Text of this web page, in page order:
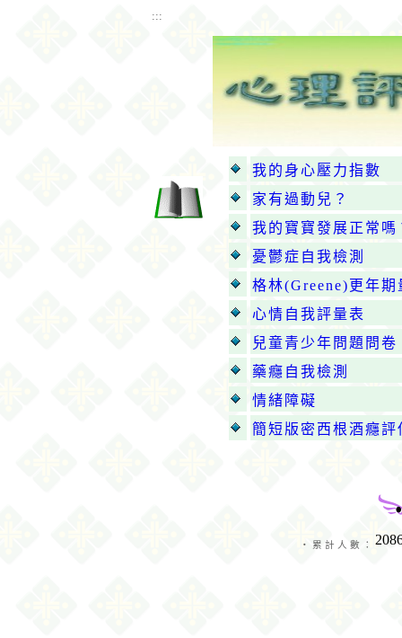
:::
我的身心壓力指數
家有過動兒？
我的寶寶發展正常嗎
憂鬱症自我檢測
格林(Greene)更年期
心情自我評量表
兒童青少年問題問卷
藥癮自我檢測
情緒障礙
簡短版密西根酒癮評
‧累計人數：